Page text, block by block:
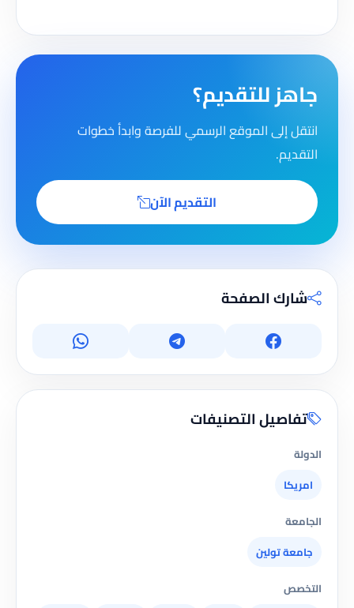
جاهز للتقديم؟
انتقل إلى الموقع الرسمي للفرصة وابدأ خطوات
التقديم.
التقديم الآن
شارك الصفحة
تفاصيل التصنيفات
الدولة
امريكا
الجامعة
جامعة تولين
التخصص